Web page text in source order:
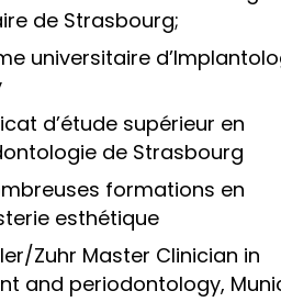
de Strasbourg;
universitaire
d’étude supérieur en
de Strasbourg
formations en
esthétique
Zuhr Master Clinician in
and periodontology,